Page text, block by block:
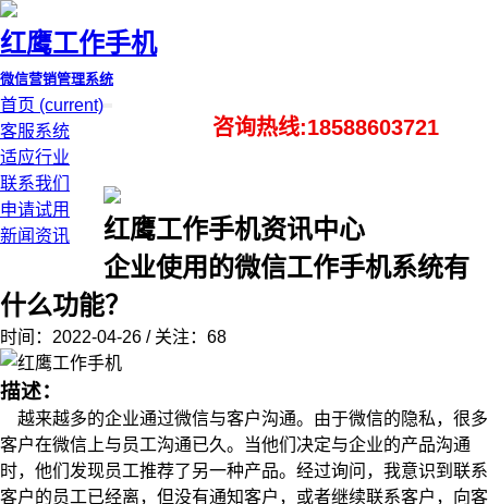
红鹰工作手机
微信营销管理系统
首页 (current)
客服系统
适应行业
联系我们
申请试用
新闻资讯
咨询热线:18588603721
红鹰工作手机资讯中心
企业使用的微信工作手机系统有
什么功能？
时间：2022-04-26 / 关注：68
描述：
越来越多的企业通过微信与客户沟通。由于微信的隐私，很多
客户在微信上与员工沟通已久。当他们决定与企业的产品沟通
时，他们发现员工推荐了另一种产品。经过询问，我意识到联系
客户的员工已经离，但没有通知客户，或者继续联系客户，向客